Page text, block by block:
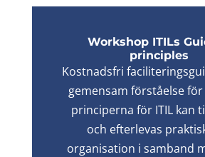
Workshop ITILs
principles
Kostnadsfri
gemensam förståelse
principerna för ITIL kan
och efterlevas
organisation i samband